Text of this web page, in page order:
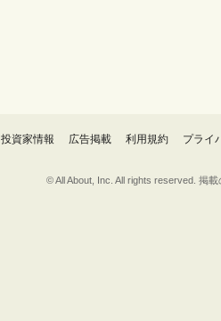
投資家情報 広告掲載 利用規約 プライ
© All About, Inc. All rights reserved. 掲